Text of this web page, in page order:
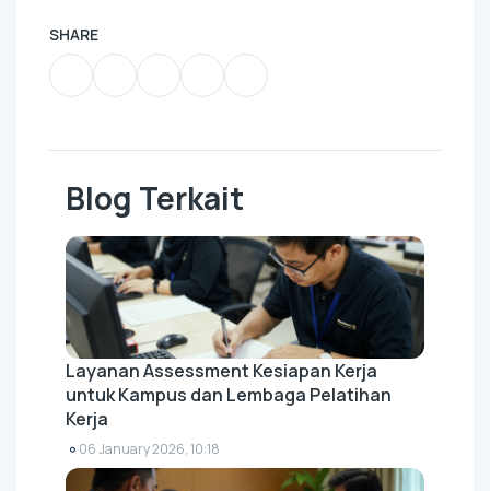
SHARE
Blog Terkait
Layanan Assessment Kesiapan Kerja
untuk Kampus dan Lembaga Pelatihan
Kerja
06 January 2026, 10:18